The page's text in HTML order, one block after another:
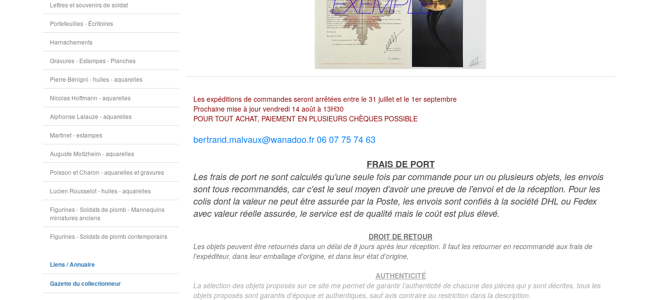
Lettres et souvenirs de soldat
Portefeuilles - Écritoires
Harnachements
Gravures - Estampes - Planches
Pierre Bénigni - huiles - aquarelles
Nicolas Hoffmann - aquarelles
Alphonse Lalauze - aquarelles
Martinet - estampes
Auguste Moltzheim - aquarelles
Poisson et Charon - aquarelles et gravures
Lucien Rousselot - huiles - aquarelles
Figurines - Soldats de plomb - Mannequins
miniatures anciens
Figurines - Soldats de plomb contemporains
Liens / Annuaire
Gazette du collectionneur
Les expéditions de commandes seront arrêtées entre le 31 juillet et le 1er septembre
Prochaine mise à jour vendredi 14 août à 13H30
POUR TOUT ACHAT, PAIEMENT EN PLUSIEURS CHÈQUES POSSIBLE
bertrand.malvaux@wanadoo.fr 06 07 75 74 63
FRAIS DE PORT
Les frais de port ne sont calculés qu'une seule fois par commande pour un ou plusieurs objets, les envois
sont tous recommandés, car c'est le seul moyen d'avoir une preuve de l'envoi et de la réception. Pour les
colis dont la valeur ne peut être assurée par la Poste, les envois sont confiés à la société DHL ou Fedex
avec valeur réelle assurée, le service est de qualité mais le coût est plus élevé.
DROIT DE RETOUR
Les objets peuvent être retournés dans un délai de 8 jours après leur réception. Il faut les retourner en recommandé aux frais de
l'expéditeur, dans leur emballage d'origine, et dans leur état d'origine,
AUTHENTICITÉ
La sélection des objets proposés sur ce site me permet de garantir l'authenticité de chacune des pièces qui y sont décrites, tous les
objets proposés sont garantis d'époque et authentiques, sauf avis contraire ou restriction dans la description.